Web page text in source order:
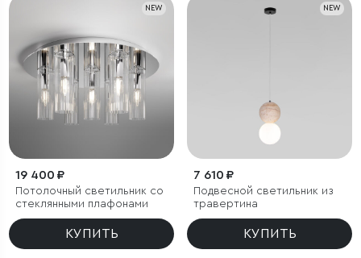
NEW
19 400 ₽
Потолочный светильник со
стеклянными плафонами
КУПИТЬ
NEW
7 610 ₽
Подвесной светильник из
травертина
КУПИТЬ